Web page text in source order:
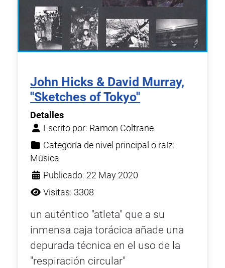
John Hicks & David Murray,
''Sketches of Tokyo''
Detalles
Escrito por: Ramon Coltrane
Categoría de nivel principal o raíz:
Música
Publicado: 22 May 2020
Visitas: 3308
un auténtico "atleta" que a su
inmensa caja torácica añade una
depurada técnica en el uso de la
"respiración circular"